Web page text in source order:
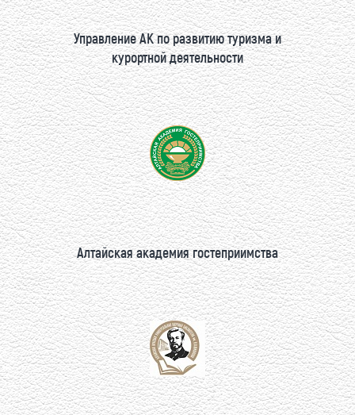
Управление АК по развитию туризма и
курортной деятельности
Алтайская академия гостеприимства